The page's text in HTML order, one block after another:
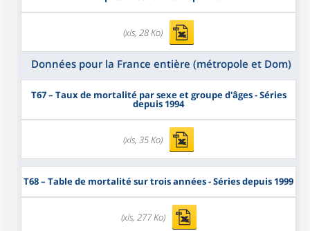
(xls, 28 Ko)
Données pour la France entière (métropole et Dom)
T67– Taux de mortalité par sexe et groupe d'âges - Séries
depuis 1994
(xls, 35 Ko)
T68– Table de mortalité sur trois années - Séries depuis 1999
(xls, 277 Ko)